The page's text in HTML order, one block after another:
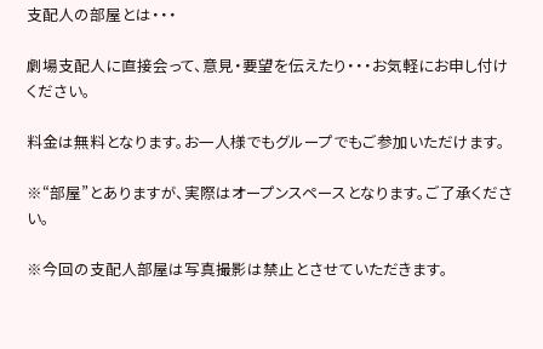
支配人の部屋とは・・・
劇場支配人に直接会って、意見・要望を伝えたり・・・お気軽にお申し付け
ください。
料金は無料となります。お一人様でもグループでもご参加いただけます。
※“部屋”とありますが、実際はオープンスペースとなります。ご了承くださ
い。
※今回の支配人部屋は写真撮影は禁止とさせていただきます。